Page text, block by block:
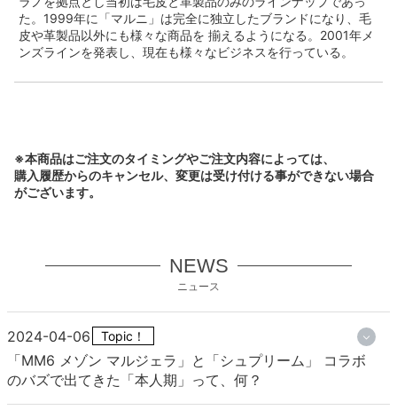
た。1999年に「マルニ」は完全に独立したブランドになり、毛
皮や革製品以外にも様々な商品を 揃えるようになる。2001年メ
ンズラインを発表し、現在も様々なビジネスを行っている。
※本商品はご注文のタイミングやご注文内容によっては、
購入履歴からのキャンセル、変更は受け付ける事ができない場合
がございます。
NEWS
ニュース
2024-04-06 Topic！
「MM6 メゾン マルジェラ」と「シュプリーム」 コラボ
のバズで出てきた「本人期」って、何？